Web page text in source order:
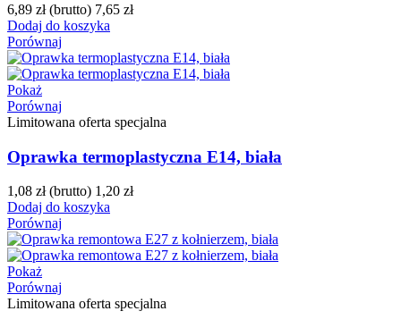
6,89 zł (brutto) 7,65 zł
Dodaj do koszyka
Porównaj
Pokaż
Porównaj
Limitowana oferta specjalna
Oprawka termoplastyczna E14, biała
1,08 zł (brutto) 1,20 zł
Dodaj do koszyka
Porównaj
Pokaż
Porównaj
Limitowana oferta specjalna